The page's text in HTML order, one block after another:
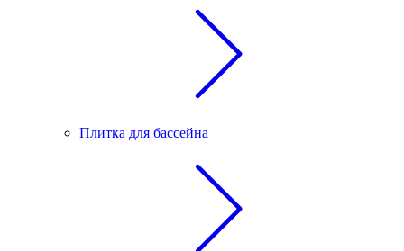
Плитка для бассейна